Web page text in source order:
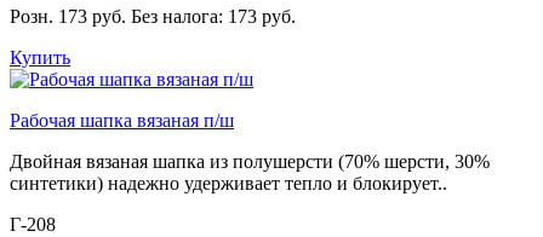
Розн. 173 руб. Без налога: 173 руб.
Купить
Рабочая шапка вязаная п/ш
Двойная вязаная шапка из полушерсти (70% шерсти, 30%
синтетики) надежно удерживает тепло и блокирует..
Г-208